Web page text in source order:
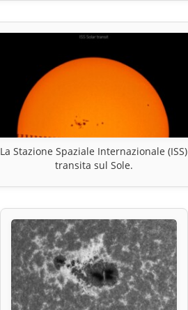
La Stazione Spaziale Internazionale (ISS)
transita sul Sole.